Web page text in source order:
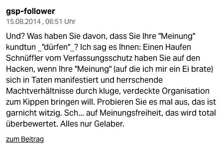
gsp-follower
15.08.2014 , 06:51 Uhr
Und? Was haben Sie davon, dass Sie Ihre "Meinung"
kundtun _"dürfen"_? Ich sag es Ihnen: Einen Haufen
Schnüffler vom Verfassungsschutz haben Sie auf den
Hacken, wenn Ihre "Meinung" (auf die ich mir ein Ei brate)
sich in Taten manifestiert und herrschende
Machtverhältnisse durch kluge, verdeckte Organisation
zum Kippen bringen will. Probieren Sie es mal aus, das ist
garnicht witzig. Sch... auf Meinungsfreiheit, das wird total
überbewertet. Alles nur Gelaber.
zum Beitrag